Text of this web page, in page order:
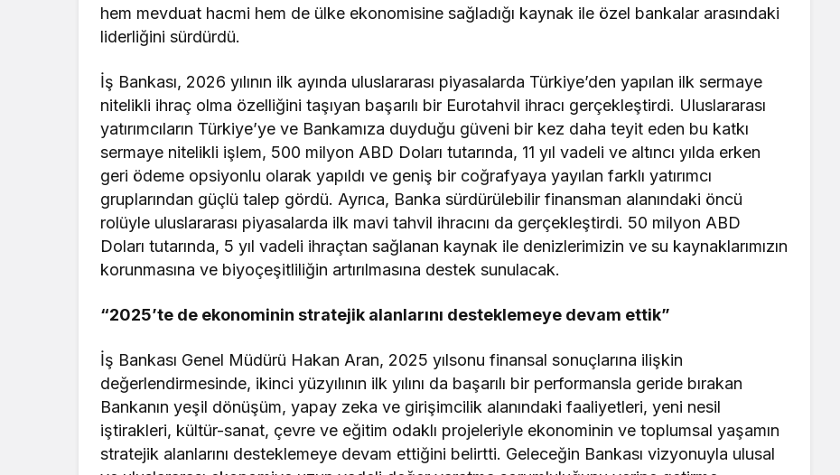
hem mevduat hacmi hem de ülke ekonomisine sağladığı kaynak ile özel bankalar arasındaki
liderliğini sürdürdü.
İş Bankası, 2026 yılının ilk ayında uluslararası piyasalarda Türkiye’den yapılan ilk sermaye
nitelikli ihraç olma özelliğini taşıyan başarılı bir Eurotahvil ihracı gerçekleştirdi. Uluslararası
yatırımcıların Türkiye’ye ve Bankamıza duyduğu güveni bir kez daha teyit eden bu katkı
sermaye nitelikli işlem, 500 milyon ABD Doları tutarında, 11 yıl vadeli ve altıncı yılda erken
geri ödeme opsiyonlu olarak yapıldı ve geniş bir coğrafyaya yayılan farklı yatırımcı
gruplarından güçlü talep gördü. Ayrıca, Banka sürdürülebilir finansman alanındaki öncü
rolüyle uluslararası piyasalarda ilk mavi tahvil ihracını da gerçekleştirdi. 50 milyon ABD
Doları tutarında, 5 yıl vadeli ihraçtan sağlanan kaynak ile denizlerimizin ve su kaynaklarımızın
korunmasına ve biyoçeşitliliğin artırılmasına destek sunulacak.
“2025’te de ekonominin stratejik alanlarını desteklemeye devam ettik”
İş Bankası Genel Müdürü Hakan Aran, 2025 yılsonu finansal sonuçlarına ilişkin
değerlendirmesinde, ikinci yüzyılının ilk yılını da başarılı bir performansla geride bırakan
Bankanın yeşil dönüşüm, yapay zeka ve girişimcilik alanındaki faaliyetleri, yeni nesil
iştirakleri, kültür-sanat, çevre ve eğitim odaklı projeleriyle ekonominin ve toplumsal yaşamın
stratejik alanlarını desteklemeye devam ettiğini belirtti. Geleceğin Bankası vizyonuyla ulusal